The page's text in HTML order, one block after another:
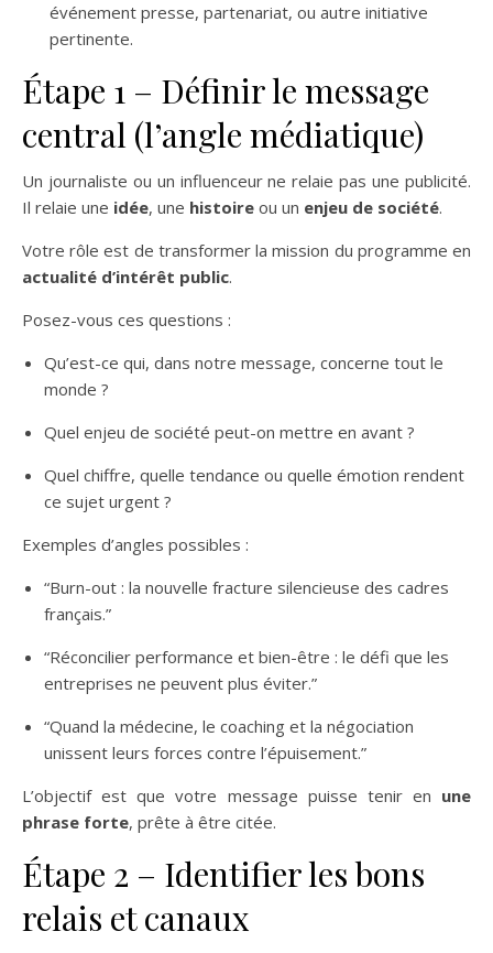
événement presse, partenariat, ou autre initiative
pertinente.
Étape 1 – Définir le message
central (l’angle médiatique)
Un journaliste ou un influenceur ne relaie pas une publicité.
Il relaie une idée, une histoire ou un enjeu de société.
Votre rôle est de transformer la mission du programme en
actualité d’intérêt public.
Posez-vous ces questions :
Qu’est-ce qui, dans notre message, concerne tout le
monde ?
Quel enjeu de société peut-on mettre en avant ?
Quel chiffre, quelle tendance ou quelle émotion rendent
ce sujet urgent ?
Exemples d’angles possibles :
“Burn-out : la nouvelle fracture silencieuse des cadres
français.”
“Réconcilier performance et bien-être : le défi que les
entreprises ne peuvent plus éviter.”
“Quand la médecine, le coaching et la négociation
unissent leurs forces contre l’épuisement.”
L’objectif est que votre message puisse tenir en une
phrase forte, prête à être citée.
Étape 2 – Identifier les bons
relais et canaux